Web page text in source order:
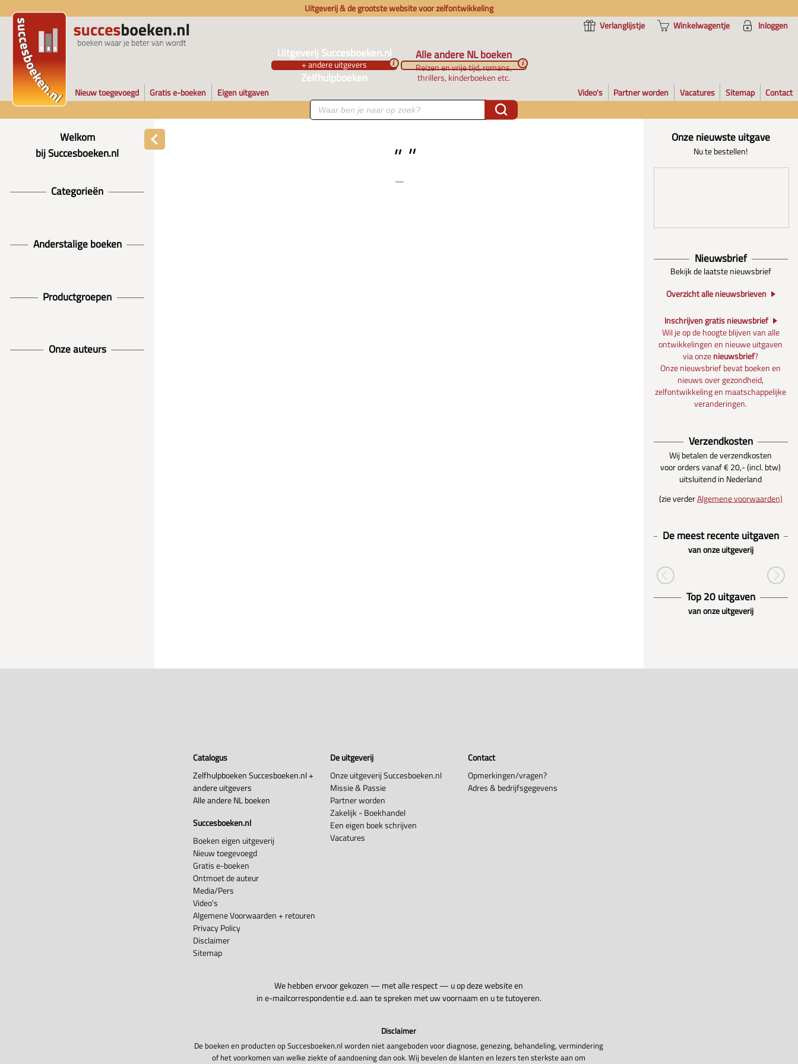
Uitgeverij & de grootste website voor zelfontwikkeling
Verlanglijstje
Winkelwagentje Inloggen
Uitgeverij Succesboeken.nl
+ andere uitgevers
Zelfhulpboeken
i
Alle andere NL boeken
Reizen en vrije tijd, romans,
thrillers, kinderboeken etc.
i
Nieuw toegevoegd Gratis e-boeken Eigen uitgaven Video's Partner worden Vacatures Sitemap Contact
Welkom
bij Succesboeken.nl
Categorieën
Anderstalige boeken
Productgroepen
Onze auteurs
Onze nieuwste uitgave
Nu te bestellen!
Nieuwsbrief
Bekijk de laatste nieuwsbrief
Overzicht alle nieuwsbrieven
Inschrijven gratis nieuwsbrief
Wil je op de hoogte blijven van alle
ontwikkelingen en nieuwe uitgaven
via onzenieuwsbrief?
Onze nieuwsbrief bevat boeken en
nieuws over gezondheid,
zelfontwikkeling en maatschappelijke
veranderingen.
Verzendkosten
Wij betalen de verzendkosten
voor orders vanaf € 20,- (incl. btw)
uitsluitend in Nederland
(zie verderAlgemene voorwaarden)
De meest recente uitgaven
van onze uitgeverij
Top 20 uitgaven
van onze uitgeverij
Catalogus
Zelfhulpboeken Succesboeken.nl +
andere uitgevers
Alle andere NL boeken
Succesboeken.nl
Boeken eigen uitgeverij
Nieuw toegevoegd
Gratis e-boeken
Ontmoet de auteur
Media/Pers
Video's
Algemene Voorwaarden + retouren
Privacy Policy
Disclaimer
Sitemap
De uitgeverij
Onze uitgeverij Succesboeken.nl
Missie & Passie
Partner worden
Zakelijk - Boekhandel
Een eigen boek schrijven
Vacatures
Contact
Opmerkingen/vragen?
Adres & bedrijfsgegevens
We hebben ervoor gekozen — met alle respect — u op deze website en
in e-mailcorrespondentie e.d. aan te spreken met uw voornaam en u te tutoyeren.
Disclaimer
De boeken en producten op Succesboeken.nl worden niet aangeboden voor diagnose, genezing, behandeling, vermindering
of het voorkomen van welke ziekte of aandoening dan ook. Wij bevelen de klanten en lezers ten sterkste aan om